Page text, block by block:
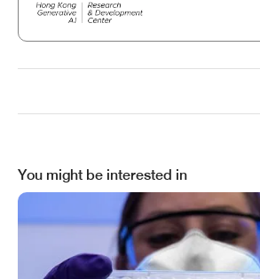
You might be interested in